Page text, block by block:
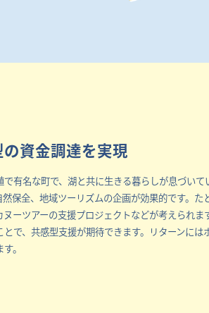
資金調達を実現
有名な町で、湖と共に生きる暮らしが息づいて
保全、地域ツーリズムの企画が効果的です。た
ーツアーの支援プロジェクトなどが考えられま
で、共感型支援が期待できます。リターンには
。